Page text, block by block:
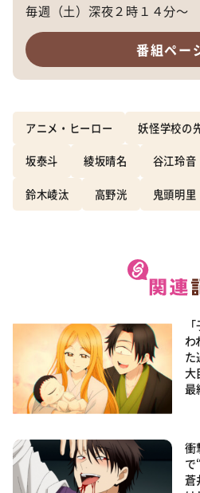
毎週（土）深夜２時１４分～
番組ペー
アニメ・ヒーロー 妖怪学校の
坂泰斗 綾坂晴名 谷江玲音
鈴木崚汰 高野洸 鬼頭明里
わ
た
大
最
衝
で
蒼